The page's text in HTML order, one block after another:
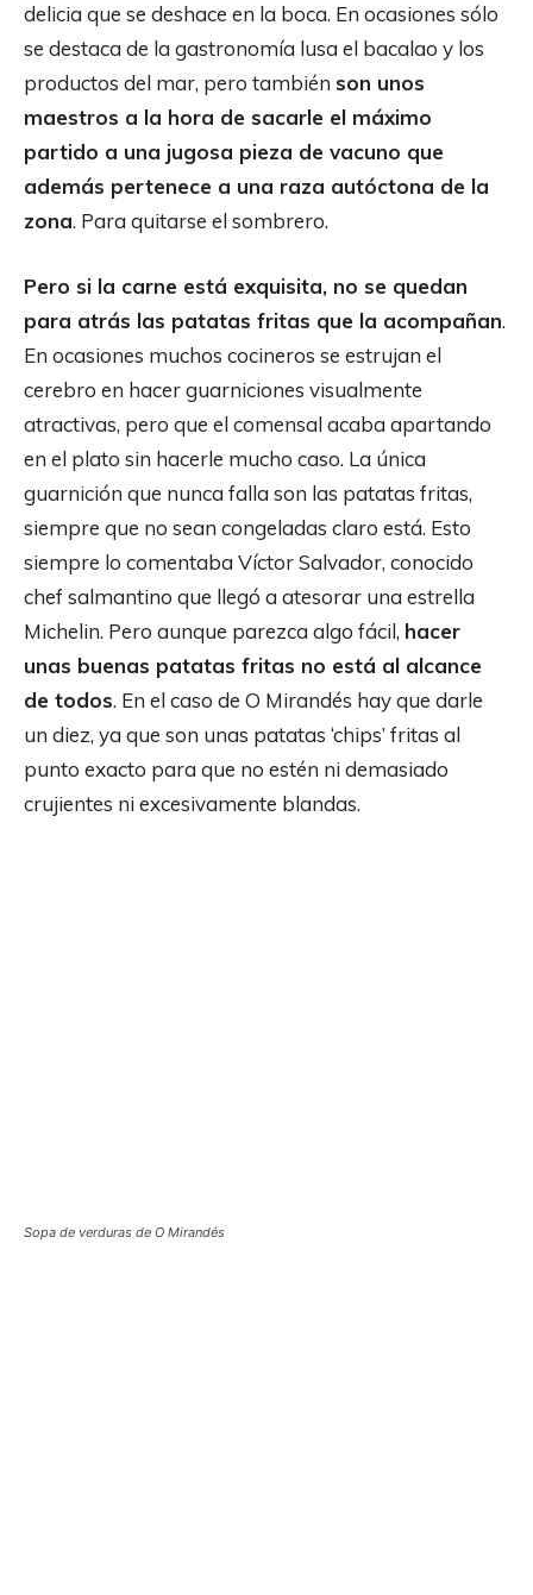
delicia que se deshace en la boca. En ocasiones sólo
se destaca de la gastronomía lusa el bacalao y los
productos del mar, pero también son unos
maestros a la hora de sacarle el máximo
partido a una jugosa pieza de vacuno que
además pertenece a una raza autóctona de la
zona. Para quitarse el sombrero.
Pero si la carne está exquisita, no se quedan
para atrás las patatas fritas que la acompañan.
En ocasiones muchos cocineros se estrujan el
cerebro en hacer guarniciones visualmente
atractivas, pero que el comensal acaba apartando
en el plato sin hacerle mucho caso. La única
guarnición que nunca falla son las patatas fritas,
siempre que no sean congeladas claro está. Esto
siempre lo comentaba Víctor Salvador, conocido
chef salmantino que llegó a atesorar una estrella
Michelin. Pero aunque parezca algo fácil, hacer
unas buenas patatas fritas no está al alcance
de todos. En el caso de O Mirandés hay que darle
un diez, ya que son unas patatas ‘chips’ fritas al
punto exacto para que no estén ni demasiado
crujientes ni excesivamente blandas.
Sopa de verduras de O Mirandés